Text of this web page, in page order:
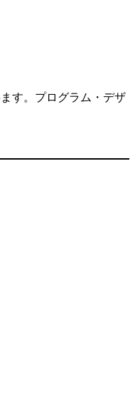
す。プログラム・デザ